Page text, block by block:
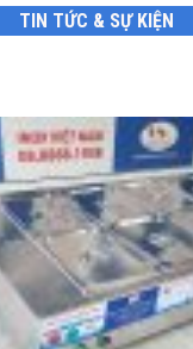
TIN TỨC & SỰ KIỆN